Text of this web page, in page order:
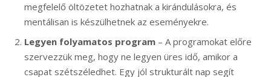
megfelelő öltözetet hozhatnak a kirándulásokra, és
mentálisan is készülhetnek az eseményekre.
Legyen folyamatos program – A programokat előre
szervezzük meg, hogy ne legyen üres idő, amikor a
csapat szétszéledhet. Egy jól strukturált nap segít